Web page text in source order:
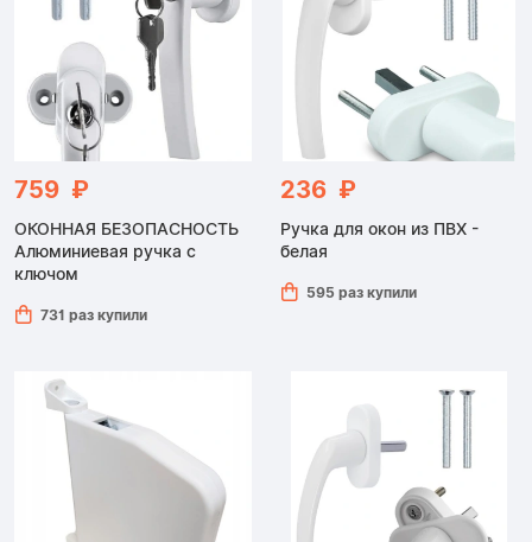
759 ₽
ОКОННАЯ БЕЗОПАСНОСТЬ
Алюминиевая ручка с
ключом
731 раз купили
236 ₽
Ручка для окон из ПВХ -
белая
595 раз купили